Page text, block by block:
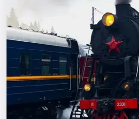
Города
Площадки
Артисты
Рейтинги